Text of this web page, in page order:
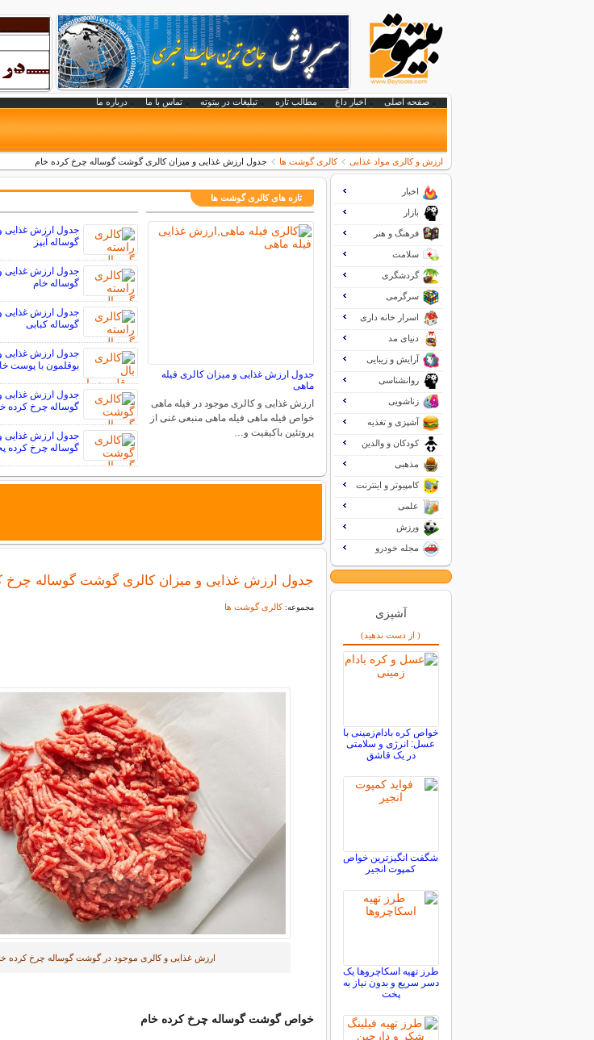
صفحه اصلی اخبار داغ مطالب تازه تبلیغات در بیتوته تماس با ما درباره ما
ارزش و کالری مواد غذایی کالری گوشت ها جدول ارزش غذایی و میزان کالری گوشت گوساله چرخ کرده خام
تازه های کالری گوشت ها
جدول ارزش غذایی و میزان کالری فیله
ماهی
ارزش غذایی و کالری موجود در فیله ماهی
خواص فیله ماهی فیله ماهی منبعی غنی از
پروتئین باکیفیت و…
جدول ارزش غذایی
گوساله آبپز
جدول ارزش غذایی
گوساله خام
جدول ارزش غذایی
گوساله کبابی
جدول ارزش غذایی
بوقلمون با پوست
جدول ارزش غذایی
گوساله چرخ کرده
جدول ارزش غذایی
گوساله چرخ کرده
جدول ارزش غذایی و میزان کالری گوشت گوساله چرخ
مجموعه:کالری گوشت ها
ارزش غذایی و کالری موجود در گوشت گوساله چرخ کرده
خواص گوشت گوساله چرخ کرده خام
اخبار
بازار
فرهنگ و هنر
سلامت
گردشگری
سرگرمی
اسرار خانه داری
دنیای مد
آرایش و زیبایی
روانشناسی
زناشویی
آشپزی و تغذیه
کودکان و والدین
مذهبی
کامپیوتر و اینترنت
علمی
ورزش
مجله خودرو
آشپزی
( از دست ندهید)
خواص کره بادام‌زمینی با
عسل: انرژی و سلامتی
در یک قاشق
شگفت انگیزترین خواص
کمپوت انجیر
طرز تهیه اسکاچروها یک
دسر سریع و بدون نیاز به
پخت